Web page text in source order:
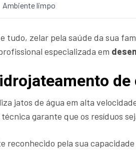
Ambiente limpo
tudo, zelar pela saúde da sua
especializada em
jatos de água em alta
garante que os resíduos
reconhecido pela sua